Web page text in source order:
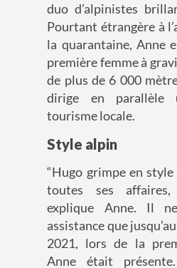
duo d’alpinistes
Pourtant étrangère à
la quarantaine, Anne
première femme à
de plus de 6 000
dirige en parallèle
tourisme locale.
Style alpin
“Hugo grimpe en
toutes ses affaires,
explique Anne. Il ne
assistance que
2021, lors de la
Anne était